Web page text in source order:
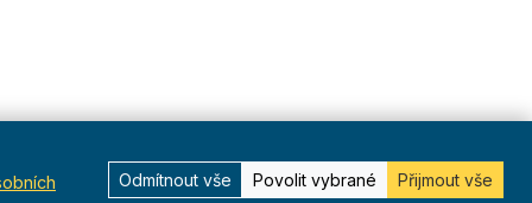
Odmítnout vše Povolit vybrané Přijmout vše